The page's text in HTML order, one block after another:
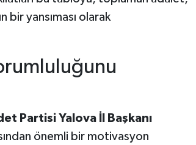
bir yansıması olarak
Partisi Yalova İl Başkanı
önemli bir motivasyon